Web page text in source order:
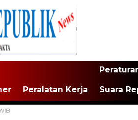
Peralatan Kerja Suara